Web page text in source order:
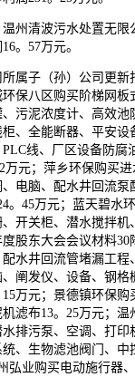
清波污水处置无限
。57万元。
（孙）公司更新打
保八区购买阶梯网
污泥浓度计、高效
、全能断器、平安
线、厂区设备防
万元；萍乡环保购买
电脑、配水井回流
。45万元；蓝天碧水
开关柜、潜水搅拌
股东大会会议材料
水井回流管堵漏工
阐发仪、设备、钢
万元；景德镇环保
滤布13。25万元；
排污泵、空调、打
、生物滤池阀门、
弘业购买电动施行器